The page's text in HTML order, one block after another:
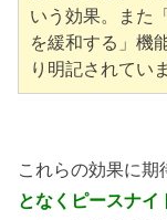
いう効果。また
を緩和する」機
り明記されてい
これらの効果に
となくピースナイ